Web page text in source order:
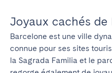
Joyaux cachés de
Barcelone est une ville
connue pour ses sites
la Sagrada Familia et le